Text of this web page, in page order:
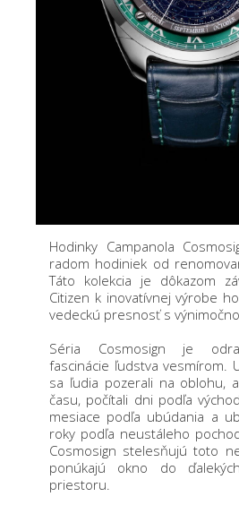
Hodinky Campanola
radom hodiniek od
Táto kolekcia je dôkazom
Citizen k inovatívnej výrobe
vedeckú presnosť s
Séria Cosmosign je
fascinácie ľudstva vesmírom.
sa ľudia pozerali na oblohu,
času, počítali dni podľa
mesiace podľa ubúdania a
roky podľa neustáleho
Cosmosign stelesňujú toto
ponúkajú okno do
priestoru.